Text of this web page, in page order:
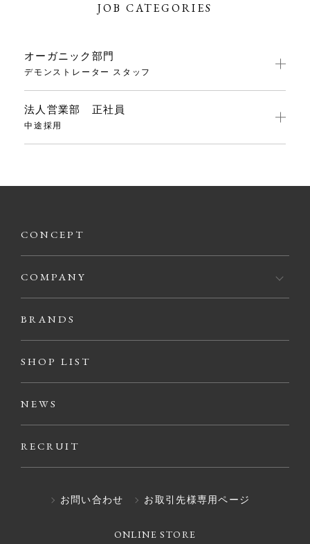
JOB CATEGORIES
オーガニック部門
デモンストレーター スタッフ
法人営業部 正社員
中途採用
CONCEPT
COMPANY
BRANDS
SHOP LIST
NEWS
RECRUIT
お問い合わせ お取引先様専用ページ
ONLINE STORE